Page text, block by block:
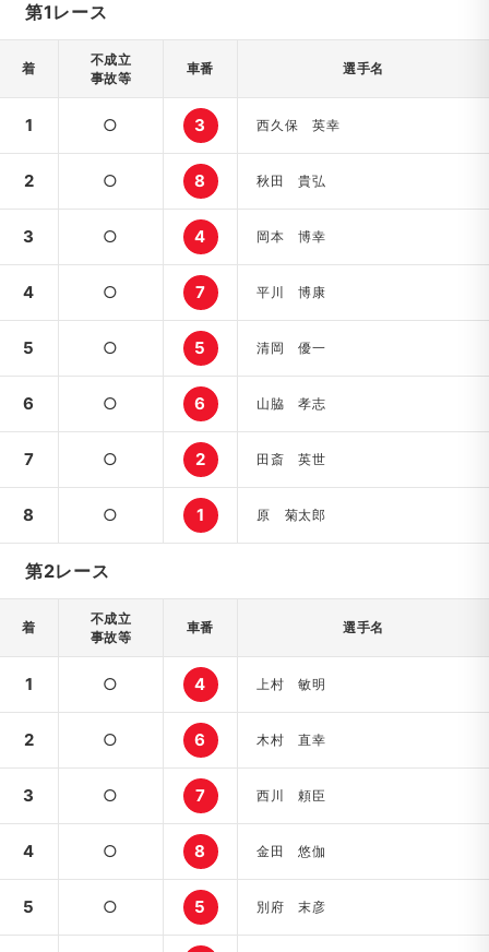
第1レース
着
不成立
事故等
車番 選手名
1 ○ 3 西久保 英幸
2 ○ 8 秋田 貴弘
3 ○ 4 岡本 博幸
4 ○ 7 平川 博康
5 ○ 5 清岡 優一
6 ○ 6 山脇 孝志
7 ○ 2 田斎 英世
8 ○ 1 原 菊太郎
第2レース
着
不成立
事故等
車番 選手名
1 ○ 4 上村 敏明
2 ○ 6 木村 直幸
3 ○ 7 西川 頼臣
4 ○ 8 金田 悠伽
5 ○ 5 別府 末彦